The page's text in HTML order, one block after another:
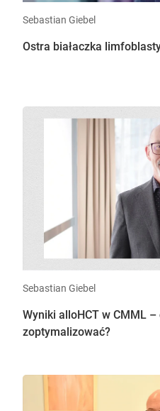
Sebastian Giebel
Ostra białaczka
Sebastian Giebel
Wyniki alloHCT w CMML
zoptymalizować?